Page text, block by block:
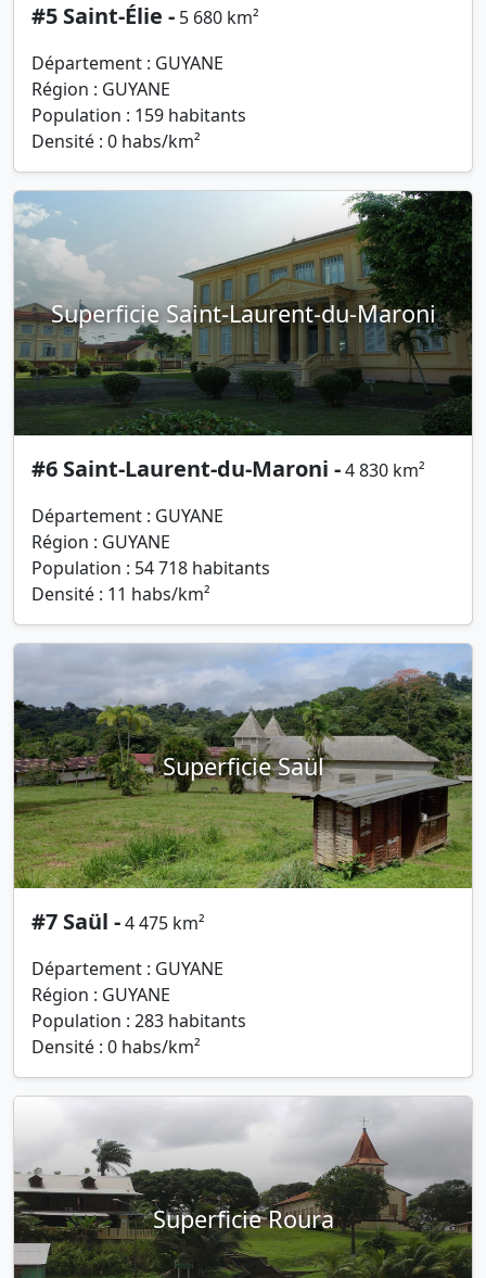
#5 Saint-Élie - 5 680 km²
Département : GUYANE
Région : GUYANE
Population : 159 habitants
Densité : 0 habs/km²
Superficie Saint-Laurent-du-Maroni
#6 Saint-Laurent-du-Maroni -4 830 km²
Département : GUYANE
Région : GUYANE
Population : 54 718 habitants
Densité : 11 habs/km²
Superficie Saül
#7 Saül -4 475 km²
Département : GUYANE
Région : GUYANE
Population : 283 habitants
Densité : 0 habs/km²
Superficie Roura